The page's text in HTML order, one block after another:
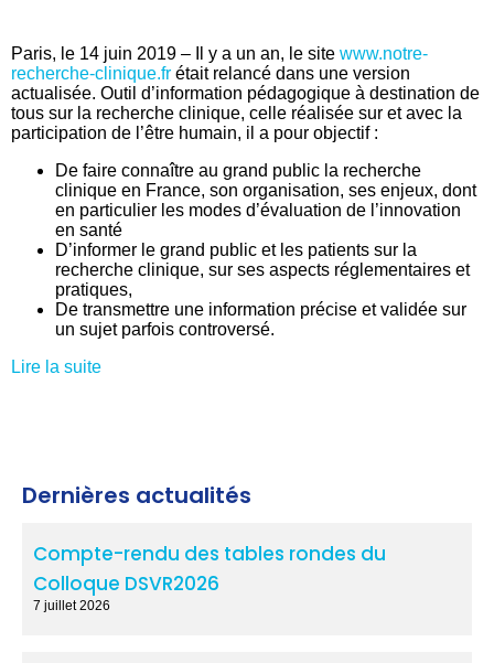
Paris, le 14 juin 2019 – Il y a un an, le site www.notre-
recherche-clinique.fr était relancé dans une version
actualisée. Outil d’information pédagogique à destination de
tous sur la recherche clinique, celle réalisée sur et avec la
participation de l’être humain, il a pour objectif :
De faire connaître au grand public la recherche
clinique en France, son organisation, ses enjeux, dont
en particulier les modes d’évaluation de l’innovation
en santé
D’informer le grand public et les patients sur la
recherche clinique, sur ses aspects réglementaires et
pratiques,
De transmettre une information précise et validée sur
un sujet parfois controversé.
Lire la suite
Dernières actualités
Compte-rendu des tables rondes du
Colloque DSVR2026
7 juillet 2026